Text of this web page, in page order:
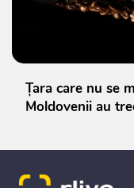
Țara care nu se
Moldovenii au